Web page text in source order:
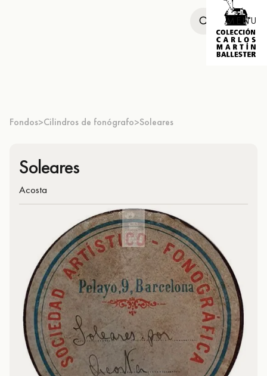
MENU
Fondos>Cilindros de fonógrafo>Soleares
Soleares
Acosta